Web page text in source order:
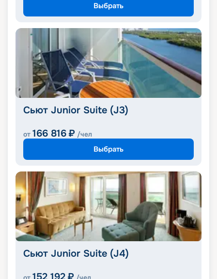
Выбрать
Сьют Junior Suite (J3)
от 166 816 ₽ /чел
Выбрать
Сьют Junior Suite (J4)